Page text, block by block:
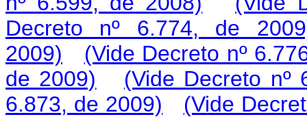
Decreto nº 6.774, de
2009)
(Vide Decreto nº
de 2009)
(Vide Decreto nº
6.873, de 2009)
(Vide